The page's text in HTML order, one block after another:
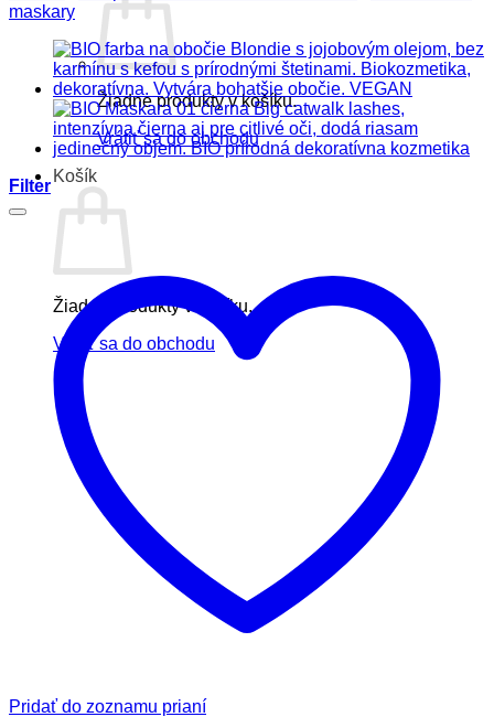
Žiadne produkty v košíku.
Vrátiť sa do obchodu
Košík
Žiadne produkty v košíku.
Vrátiť sa do obchodu
maskary
Filter
Pridať do zoznamu prianí